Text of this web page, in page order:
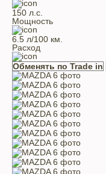
150 л.с.
Мощность
6.5 л/100 км.
Расход
Обменять по Trade in